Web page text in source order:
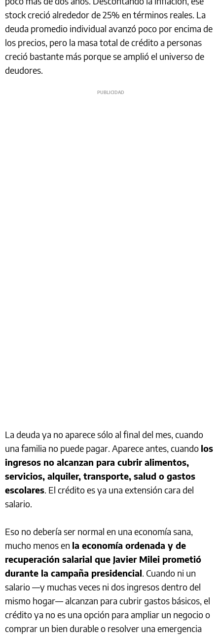
stock creció alrededor de 25% en términos reales. La
deuda promedio individual avanzó poco por encima de
los precios, pero la masa total de crédito a personas
creció bastante más porque se amplió el universo de
deudores.
La deuda ya no aparece sólo al final del mes, cuando
una familia no puede pagar. Aparece antes, cuando los
ingresos no alcanzan para cubrir alimentos,
servicios, alquiler, transporte, salud o gastos
escolares. El crédito es ya una extensión cara del
salario.
Eso no debería ser normal en una economía sana,
mucho menos en la economía ordenada y de
recuperación salarial que Javier Milei prometió
durante la campaña presidencial. Cuando ni un
salario —y muchas veces ni dos ingresos dentro del
mismo hogar— alcanzan para cubrir gastos básicos, el
crédito ya no es una opción para ampliar un negocio o
comprar un bien durable o resolver una emergencia